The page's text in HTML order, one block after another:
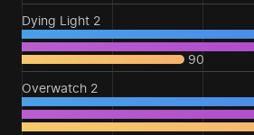
Dying Light 2
90
Overwatch 2